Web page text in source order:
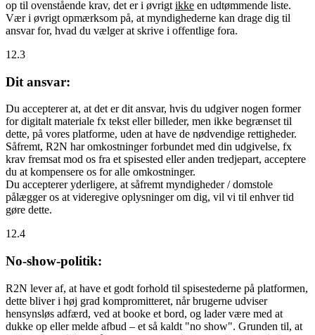
op til ovenstående krav, det er i øvrigt ikke en udtømmende liste.
Vær i øvrigt opmærksom på, at myndighederne kan drage dig til
ansvar for, hvad du vælger at skrive i offentlige fora.
12.3
Dit ansvar:
Du accepterer at, at det er dit ansvar, hvis du udgiver nogen former
for digitalt materiale fx tekst eller billeder, men ikke begrænset til
dette, på vores platforme, uden at have de nødvendige rettigheder.
Såfremt, R2N har omkostninger forbundet med din udgivelse, fx
krav fremsat mod os fra et spisested eller anden tredjepart, acceptere
du at kompensere os for alle omkostninger.
Du accepterer yderligere, at såfremt myndigheder / domstole
pålægger os at videregive oplysninger om dig, vil vi til enhver tid
gøre dette.
12.4
No-show-politik:
R2N lever af, at have et godt forhold til spisestederne på platformen,
dette bliver i høj grad kompromitteret, når brugerne udviser
hensynsløs adfærd, ved at booke et bord, og lader være med at
dukke op eller melde afbud – et så kaldt "no show". Grunden til, at